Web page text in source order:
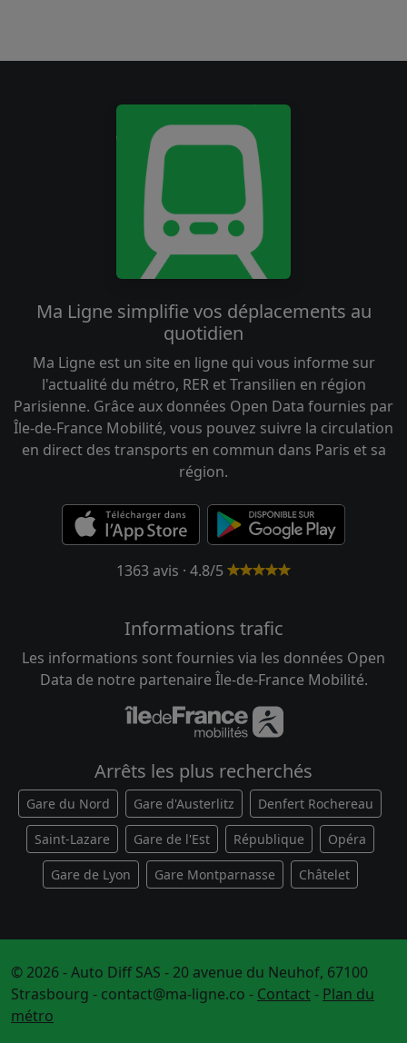
Ma Ligne simplifie vos déplacements au
quotidien
Ma Ligne est un site en ligne qui vous informe sur
l'actualité du métro, RER et Transilien en région
Parisienne. Grâce aux données Open Data fournies par
Île-de-France Mobilité, vous pouvez suivre la circulation
en direct des transports en commun dans Paris et sa
région.
1363 avis · 4.8/5
Informations trafic
Les informations sont fournies via les données Open
Data de notre partenaire Île-de-France Mobilité.
Arrêts les plus recherchés
Gare du Nord Gare d'Austerlitz Denfert Rochereau
Saint-Lazare Gare de l'Est République Opéra
Gare de Lyon Gare Montparnasse Châtelet
© 2026 - Auto Diff SAS - 20 avenue du Neuhof, 67100
Strasbourg - contact@ma-ligne.co - Contact- Plan du
métro